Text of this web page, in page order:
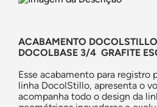
ACABAMENTO
DOCOLBASE 3/4 GRAFITE
Esse acabamento para registro
linha DocolStillo, apresenta o
acompanha todo o design da